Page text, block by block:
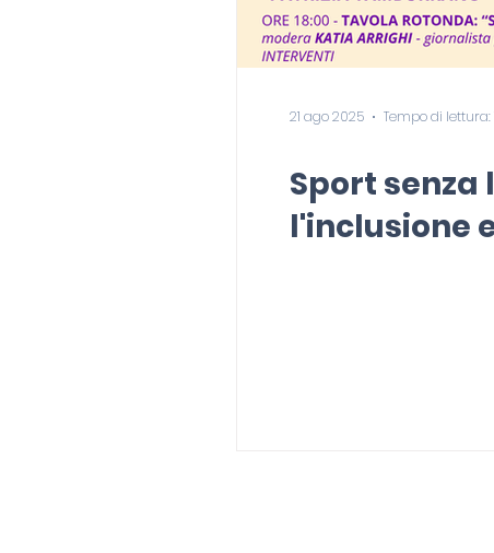
Sport
l'inclusione
21 ago 2025 Tempo di lettura: